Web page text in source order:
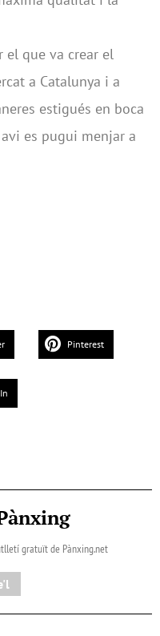
el que va crear el
a Catalunya i a
estigués en boca
es pugui menjar a
Pinterest
gratuït de Pànxing.net​